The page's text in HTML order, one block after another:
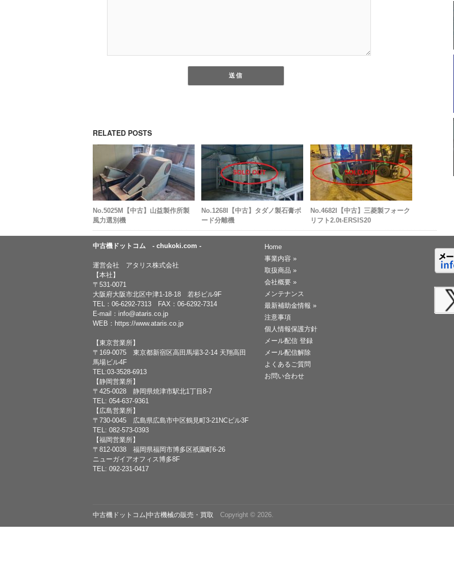
RELATED POSTS
No.5025M【中古】山益製作所製
風力選別機
No.1268I【中古】タダノ製石膏ボ
ード分離機
No.4682I【中古】三菱製フォーク
リフト2.0t-ERSIS20
中古機ドットコム - chukoki.com -
運営会社 アタリス株式会社
【本社】
〒531-0071
大阪府大阪市北区中津1-18-18 若杉ビル9F
TEL： 06-6292-7313 FAX：06-6292-7314
E-mail： info@ataris.co.jp
WEB： https://www.ataris.co.jp
【東京営業所】
〒169-0075 東京都新宿区高田馬場3-2-14 天翔高田
馬場ビル4F
TEL:03-3528-6913
【静岡営業所】
〒425-0028 静岡県焼津市駅北1丁目8-7
TEL: 054-637-9361
【広島営業所】
〒730-0045 広島県広島市中区鶴見町3-21NCビル3F
TEL: 082-573-0393
【福岡営業所】
〒812-0038 福岡県福岡市博多区祇園町6-26
ニューガイアオフィス博多8F
TEL: 092-231-0417
Home
事業内容 »
取扱商品 »
会社概要 »
メンテナンス
最新補助金情報 »
注意事項
個人情報保護方針
メール配信 登録
メール配信解除
よくあるご質問
お問い合わせ
中古機ドットコム|中古機械の販売・買取 Copyright © 2026.